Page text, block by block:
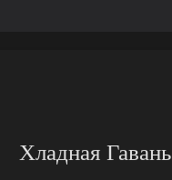
Хладная Гавань